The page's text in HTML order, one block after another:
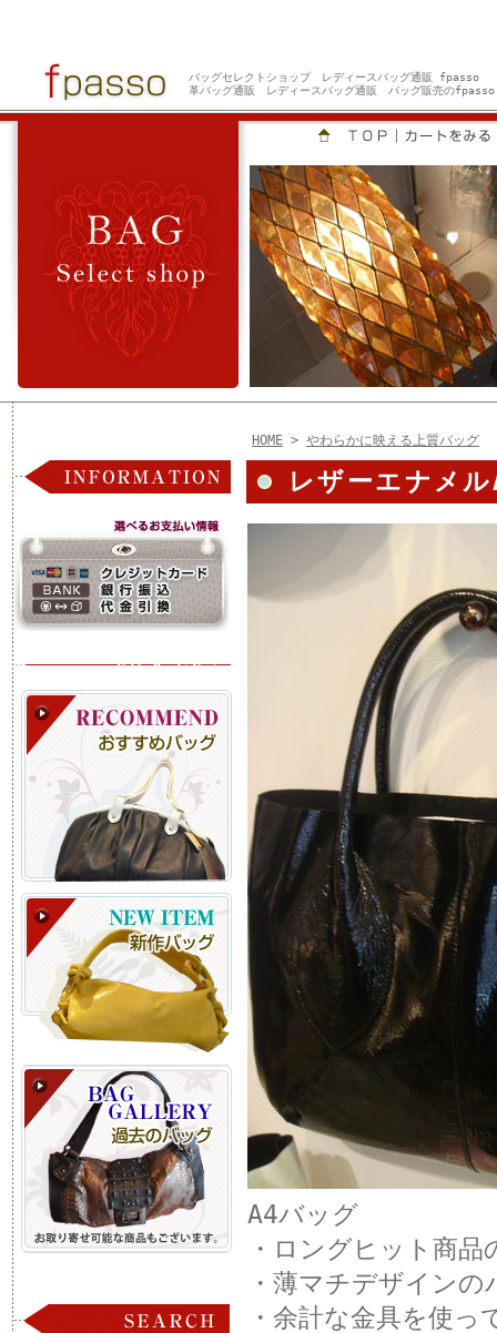
バッグセレクトショップ レディースバッグ通販 fpasso
革バッグ通販 レディースバッグ通販 バッグ販売のfpasso
HOME > やわらかに映える上質バッグ
レザーエナメ
A4バッグ
・ロングヒット商
・薄マチデザインの
・余計な金具を使